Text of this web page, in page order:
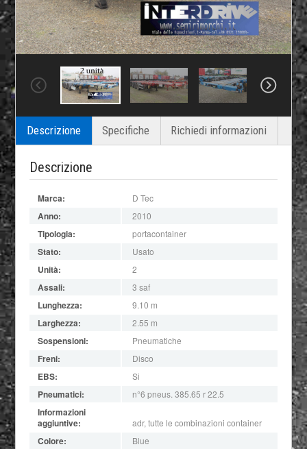
Descrizione Specifiche Richiedi informazioni
Descrizione
Marca: D Tec
Anno: 2010
Tipologia: portacontainer
Stato: Usato
Unità: 2
Assali: 3 saf
Lunghezza: 9.10 m
Larghezza: 2.55 m
Sospensioni: Pneumatiche
Freni: Disco
EBS: Si
Pneumatici: n°6 pneus. 385.65 r 22.5
Informazioni
aggiuntive:
adr, tutte le combinazioni container
Colore: Blue